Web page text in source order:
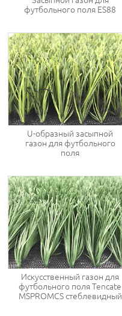
футбольного поля ES88
U-образный засыпной
газон для футбольного
поля
Искусственный газон для
футбольного поля Tencate
MSPROMCS стеблевидный